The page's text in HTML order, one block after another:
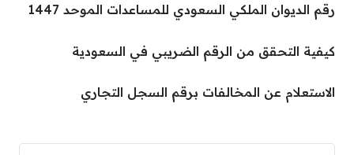
رقم الديوان الملكي السعودي للمساعدات الموحد 1447
كيفية التحقق من الرقم الضريبي في السعودية
الاستعلام عن المخالفات برقم السجل التجاري